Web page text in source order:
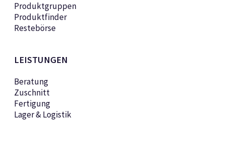
Produktgruppen
Produktfinder
Restebörse
LEISTUNGEN
Beratung
Zuschnitt
Fertigung
Lager & Logistik